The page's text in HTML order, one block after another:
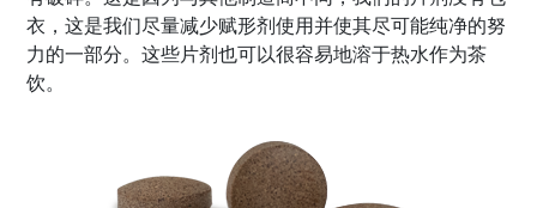
衣，这是我们尽量减少赋形剂使用并使其尽可能纯净的努
力的一部分。这些片剂也可以很容易地溶于热水作为茶
饮。